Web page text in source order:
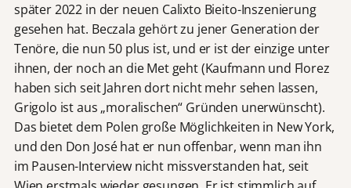
später 2022 in der neuen Calixto Bieito-Inszenierung
gesehen hat. Beczala gehört zu jener Generation der
Tenöre, die nun 50 plus ist, und er ist der einzige unter
ihnen, der noch an die Met geht (Kaufmann und Florez
haben sich seit Jahren dort nicht mehr sehen lassen,
Grigolo ist aus „moralischen“ Gründen unerwünscht).
Das bietet dem Polen große Möglichkeiten in New York,
und den Don José hat er nun offenbar, wenn man ihn
im Pausen-Interview nicht missverstanden hat, seit